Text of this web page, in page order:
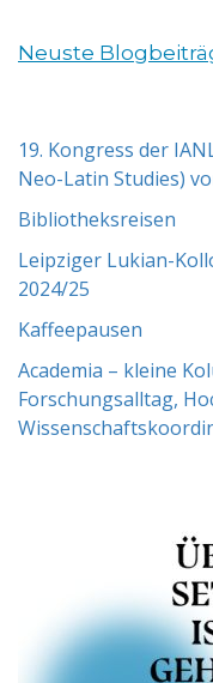
Neuste
19. Kongress der
Neo-Latin Studies)
Bibliotheksreisen
Leipziger Lukian-
2024/25
Kaffeepausen
Academia – kleine
Forschungsalltag,